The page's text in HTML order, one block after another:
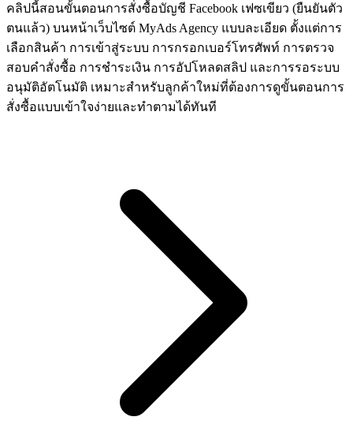
คลิปนี้สอนขั้นตอนการสั่งซื้อบัญชี Facebook เฟซเขียว (ยืนยันตัว
ตนแล้ว) บนหน้าเว็บไซต์ MyAds Agency แบบละเอียด ตั้งแต่การ
เลือกสินค้า การเข้าสู่ระบบ การกรอกเบอร์โทรศัพท์ การตรวจ
สอบคำสั่งซื้อ การชำระเงิน การอัปโหลดสลิป และการรอระบบ
อนุมัติอัตโนมัติ เหมาะสำหรับลูกค้าใหม่ที่ต้องการดูขั้นตอนการ
สั่งซื้อแบบเข้าใจง่ายและทำตามได้ทันที